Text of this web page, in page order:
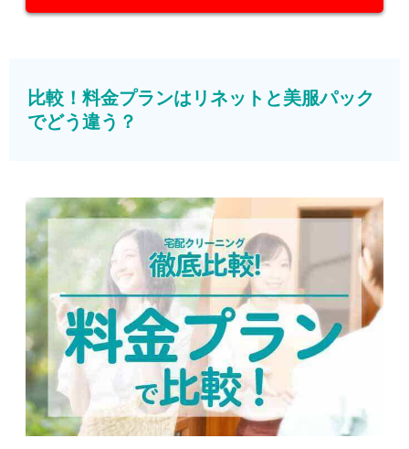
比較！料金プランはリネットと美服パック
でどう違う？